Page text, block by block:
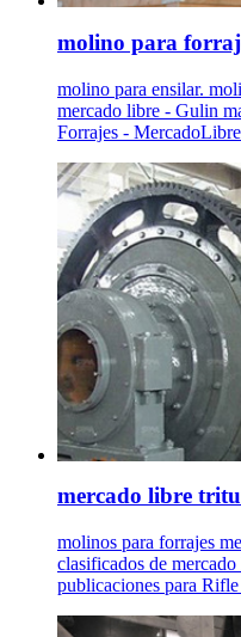
molino para
molino para ensilar.
mercado libre - Gulin
Forrajes -
mercado libre
molinos para forrajes
clasificados de
publicaciones para